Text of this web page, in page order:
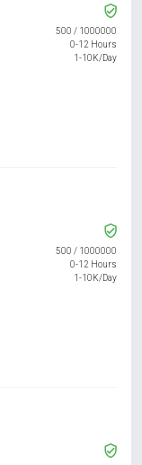
500 / 1000000
0-12 Hours
1-10K/Day
500 / 1000000
0-12 Hours
1-10K/Day